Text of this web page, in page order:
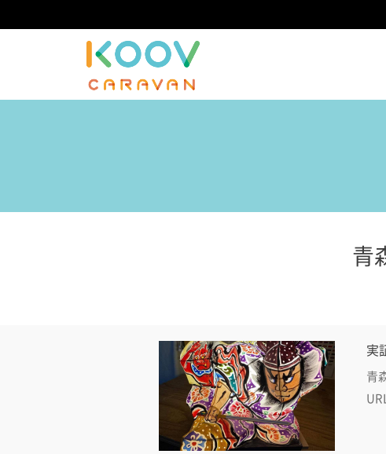
青
実
青